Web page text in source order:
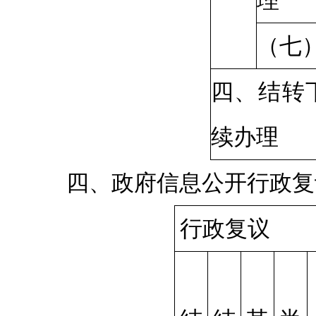
（七
四、结转
续办理
四、政府信息公开行政
行政复议